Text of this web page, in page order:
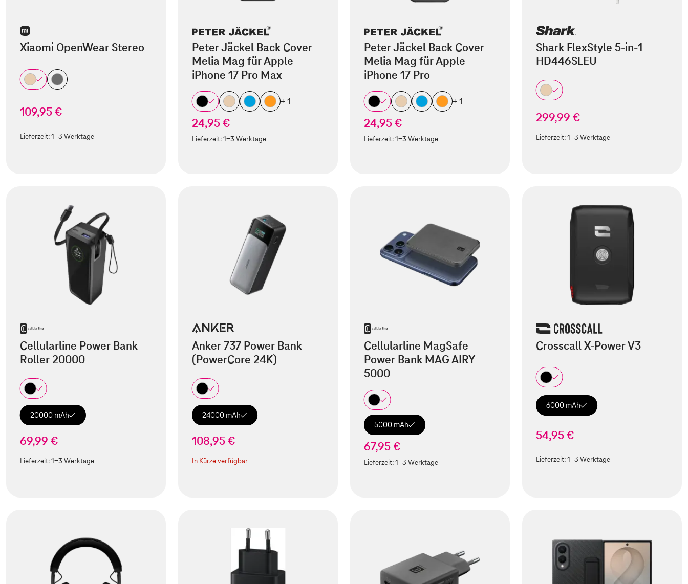
Xiaomi OpenWear Stereo
109,95 €
Lieferzeit:1-3 Werktage
Peter Jäckel Back Cover
Melia Mag für Apple
iPhone 17 Pro Max
+ 1
24,95 €
Lieferzeit:1-3 Werktage
Peter Jäckel Back Cover
Melia Mag für Apple
iPhone 17 Pro
+ 1
24,95 €
Lieferzeit:1-3 Werktage
Shark FlexStyle 5-in-1
HD446SLEU
299,99 €
Lieferzeit:1-3 Werktage
Cellularline Power Bank
Roller 20000
20000 mAh
69,99 €
Lieferzeit:1-3 Werktage
Anker 737 Power Bank
(PowerCore 24K)
24000 mAh
108,95 €
In Kürze verfügbar
Cellularline MagSafe
Power Bank MAG AIRY
5000
5000 mAh
67,95 €
Lieferzeit:1-3 Werktage
Crosscall X-Power V3
6000 mAh
54,95 €
Lieferzeit:1-3 Werktage